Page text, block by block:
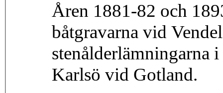
Åren 1881-82 och
båtgravarna vid
stenålderlämningarna
Karlsö vid Gotland.